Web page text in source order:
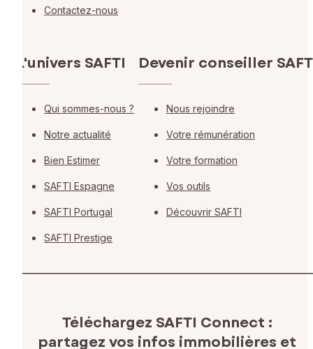
Contactez-nous
L'univers SAFTI
Qui sommes-nous ?
Notre actualité
Bien Estimer
SAFTI Espagne
SAFTI Portugal
SAFTI Prestige
Devenir conseiller
Nous rejoindre
Votre rémunération
Votre formation
Vos outils
Découvrir SAFTI
Téléchargez SAFTI Connect :
partagez vos infos immobilières et